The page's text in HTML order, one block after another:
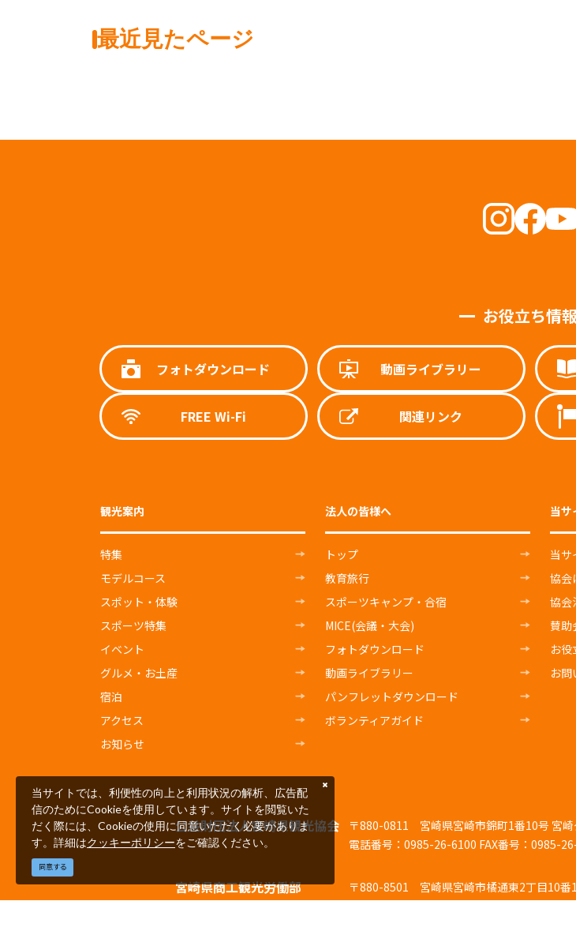
最近見たページ
お役立ち情報
フォトダウンロード 動画ライブラリー
FREE Wi-Fi 関連リンク
観光案内
特集
モデルコース
スポット・体験
スポーツ特集
イベント
グルメ・お土産
宿泊
アクセス
お知らせ
法人の皆様へ
トップ
教育旅行
スポーツキャンプ・合宿
MICE(会議・大会)
フォトダウンロード
動画ライブラリー
パンフレットダウンロード
ボランティアガイド
当サ
当サ
協会
協会
賛助
お役
お問
公益財団法人宮崎県観光協会 〒880-0811 宮崎県宮崎市錦町1番10号 宮
電話番号：0985-26-6100 FAX番号：0985-
宮崎県商工観光労働部
観光経済交流局観光推進課
〒880-8501 宮崎県宮崎市橘通東2丁目10番
当サイトでは、利便性の向上と利用状況の解析、広告配
信のためにCookieを使用しています。サイトを閲覧いた
だく際には、Cookieの使用に同意いただく必要がありま
す。詳細はクッキーポリシーをご確認ください。
同意する